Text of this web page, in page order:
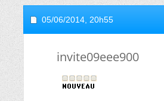
05/06/2014, 20h55
invite09eee900